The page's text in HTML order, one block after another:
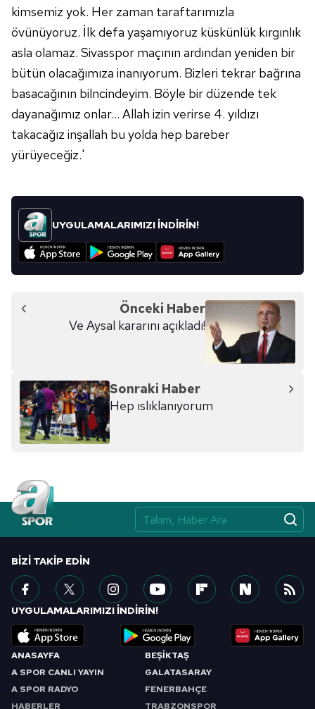
kimsemiz yok. Her zaman taraftarımızla
övünüyoruz. İlk defa yaşamıyoruz küskünlük kırgınlık
asla olamaz. Sivasspor maçının ardından yeniden bir
bütün olacağımıza inanıyorum. Bizleri tekrar bağrına
basacağının bilncindeyim. Böyle bir düzende tek
dayanağımız onlar... Allah izin verirse 4. yıldızı
takacağız inşallah bu yolda hep bareber
yürüyeceğiz.'
UYGULAMALARIMIZI İNDİRİN!
Önceki Haber
Ve Aysal kararını açıkladı!
Sonraki Haber
Hep ıslıklanıyorum
ANASAYFA
A SPOR CANLI YAYIN
A SPOR RADYO
HABERLER
BEŞİKTAŞ
GALATASARAY
FENERBAHÇE
TRABZONSPOR
BIZI TAKIP EDIN
UYGULAMALARIMIZI İNDİRİN!